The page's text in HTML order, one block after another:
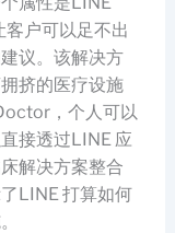
户可以足不出
议。该解决方
挤的医疗设施
，个人可以
接透过LINE 应
解决方案整合
LINE 打算如何